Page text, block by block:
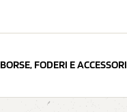
BORSE, FODERI E ACCESSORI